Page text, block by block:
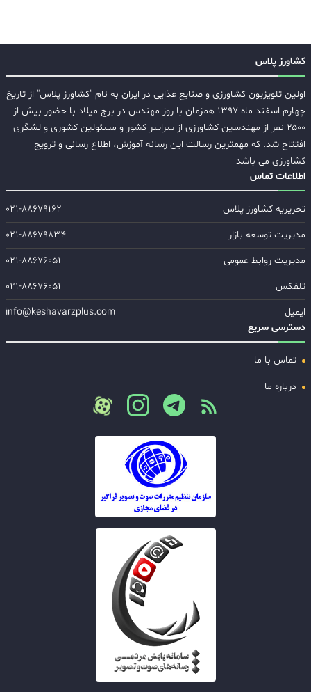
کشاورز پلاس
اولین تلویزیون کشاورزی و صنایع غذایی در ایران به نام "کشاورز پلاس" از تاریخ
چهارم اسفند ماه ۱۳۹۷ همزمان با روز مهندس در برج میلاد با حضور بیش از
۲۵۰۰ نفر از مهندسین کشاورزی از سراسر کشور و مسئولین کشوری و لشگری
افتتاح شد. که مهمترین رسالت این رسانه آموزش، اطلاع رسانی و ترویج
کشاورزی می باشد
اطلاعات تماس
تحریریه کشاورز پلاس
۰۲۱-۸۸۶۷۹۱۶۲
مدیریت توسعه بازار
۰۲۱-۸۸۶۷۹۸۳۴
مدیریت روابط عمومی
۰۲۱-۸۸۶۷۶۰۵۱
تلفکس
۰۲۱-۸۸۶۷۶۰۵۱
ایمیل
info@keshavarzplus.com
دسترسی سریع
تماس با ما
درباره ما